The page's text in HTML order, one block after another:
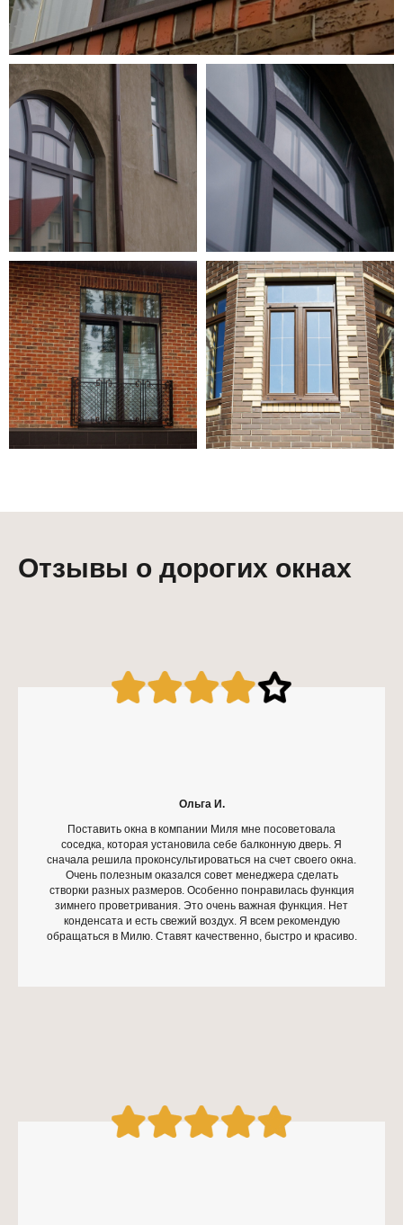
Отзывы о дорогих окнах
Ольга И.
Поставить окна в компании Миля мне посоветовала
соседка, которая установила себе балконную дверь. Я
сначала решила проконсультироваться на счет своего окна.
Очень полезным оказался совет менеджера сделать
створки разных размеров. Особенно понравилась функция
зимнего проветривания. Это очень важная функция. Нет
конденсата и есть свежий воздух. Я всем рекомендую
обращаться в Милю. Ставят качественно, быстро и красиво.